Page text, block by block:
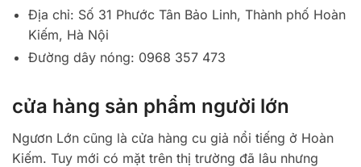
Địa chỉ: Số 31 Phước Tân Bảo Linh, Thành phố Hoàn
Kiếm, Hà Nội
Đường dây nóng: 0968 357 473
cửa hàng sản phẩm người lớn
Ngươn Lớn cũng là cửa hàng cu giả nổi tiếng ở Hoàn
Kiếm. Tuy mới có mặt trên thị trường đã lâu nhưng